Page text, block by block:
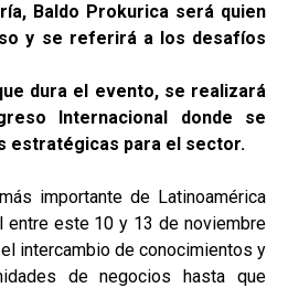
Baldo Prokurica será quien
y se referirá a los desafíos
dura el evento, se realizará
Internacional donde se
estratégicas para el sector.
importante de Latinoamérica
entre este 10 y 13 de noviembre
intercambio de conocimientos y
de negocios hasta que